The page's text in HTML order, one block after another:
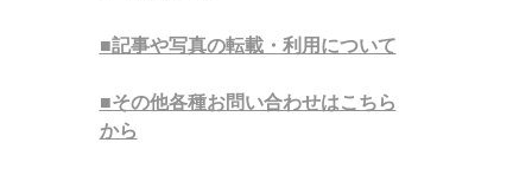
■記事や写真の転載・利用について
■その他各種お問い合わせはこちら
から